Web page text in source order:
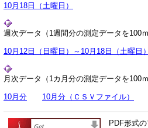
10月18日（土曜日）
週次データ（1週間分の測定データを100
10月12日（日曜日）～10月18日（土曜日）
月次データ（1カ月分の測定データを100
10月分 10月分（ＣＳＶファイル）
PDF形式